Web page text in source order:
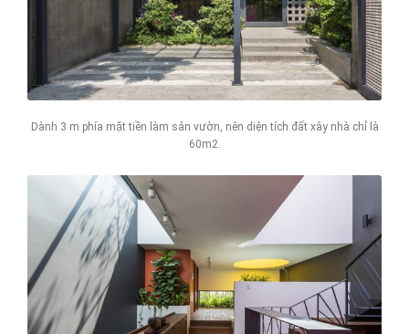
Dành 3 m phía mặt tiền làm sân vườn, nên diện tích đất xây nhà chỉ là
60m2.